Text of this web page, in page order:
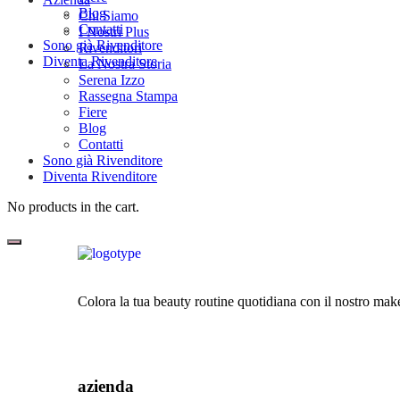
Blog
Contatti
Sono già Rivenditore
Diventa Rivenditore
Chi Siamo
I Nostri Plus
Rivenditori
La Nostra Storia
Serena Izzo
Rassegna Stampa
Fiere
Blog
Contatti
Sono già Rivenditore
Diventa Rivenditore
No products in the cart.
Colora la tua beauty routine quotidiana con il nostro
azienda